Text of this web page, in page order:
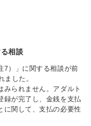
相談
7）」に関する相談が前
した。
みられません。アダルト
録が完了し、金銭を支払
に関して、支払の必要性